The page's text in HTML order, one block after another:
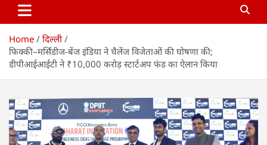
Home
दिल्ली
फिक्की–मर्सिडीज-बेंज इंडिया ने चैलेंज विजेताओं की घोषणा की;
डीपीआईआईटी ने ₹10,000 करोड़ स्टार्टअप फंड का ऐलान किया